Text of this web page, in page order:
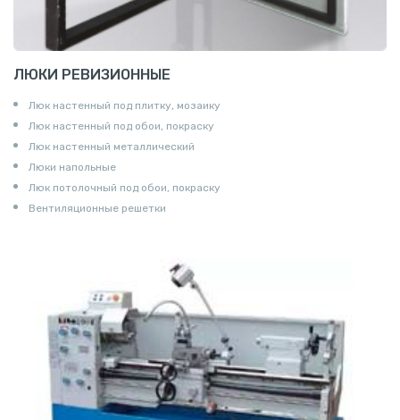
ЛЮКИ РЕВИЗИОННЫЕ
Люк настенный под плитку, мозаику
Люк настенный под обои, покраску
Люк настенный металлический
Люки напольные
Люк потолочный под обои, покраску
Вентиляционные решетки